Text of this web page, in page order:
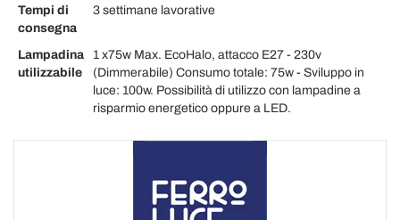
Tempi di
consegna
3 settimane lavorative
Lampadina
utilizzabile
1 x75w Max. EcoHalo, attacco E27 - 230v
(Dimmerabile) Consumo totale: 75w - Sviluppo in
luce: 100w. Possibilità di utilizzo con lampadine a
risparmio energetico oppure a LED.